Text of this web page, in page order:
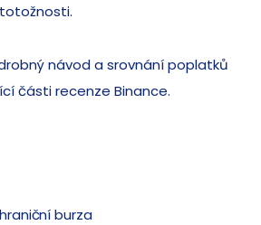
návod a srovnání poplatků
části recenze Binance.
burza